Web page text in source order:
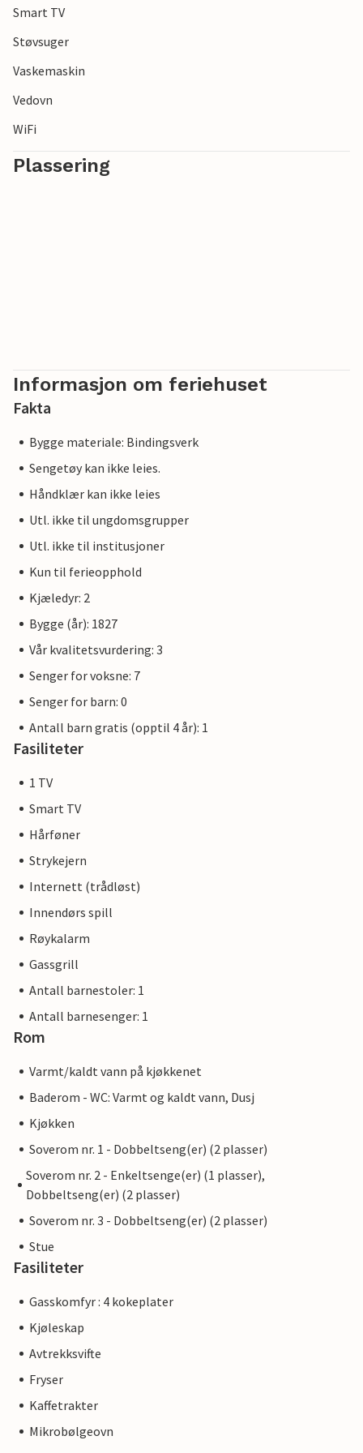
rekkevidde.
Smart TV
Støvsuger
Vaskemaskin
Vedovn
WiFi
Plassering
Informasjon om feriehuset
Fakta
Bygge materiale: Bindingsverk
Sengetøy kan ikke leies.
Håndklær kan ikke leies
Utl. ikke til ungdomsgrupper
Utl. ikke til institusjoner
Kun til ferieopphold
Kjæledyr: 2
Bygge (år): 1827
Vår kvalitetsvurdering: 3
Senger for voksne: 7
Senger for barn: 0
Antall barn gratis (opptil 4 år): 1
Fasiliteter
1 TV
Smart TV
Hårføner
Strykejern
Internett (trådløst)
Innendørs spill
Røykalarm
Gassgrill
Antall barnestoler: 1
Antall barnesenger: 1
Rom
Varmt/kaldt vann på kjøkkenet
Baderom - WC: Varmt og kaldt vann, Dusj
Kjøkken
Soverom nr. 1 - Dobbeltseng(er) (2 plasser)
Soverom nr. 2 - Enkeltsenge(er) (1 plasser),
Dobbeltseng(er) (2 plasser)
Soverom nr. 3 - Dobbeltseng(er) (2 plasser)
Stue
Fasiliteter
Gasskomfyr : 4 kokeplater
Kjøleskap
Avtrekksvifte
Fryser
Kaffetrakter
Mikrobølgeovn